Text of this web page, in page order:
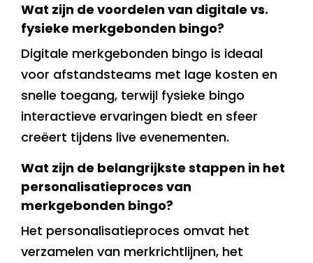
Wat zijn de voordelen van digitale vs.
fysieke merkgebonden bingo?
Digitale merkgebonden bingo is ideaal
voor afstandsteams met lage kosten en
snelle toegang, terwijl fysieke bingo
interactieve ervaringen biedt en sfeer
creëert tijdens live evenementen.
Wat zijn de belangrijkste stappen in het
personalisatieproces van
merkgebonden bingo?
Het personalisatieproces omvat het
verzamelen van merkrichtlijnen, het